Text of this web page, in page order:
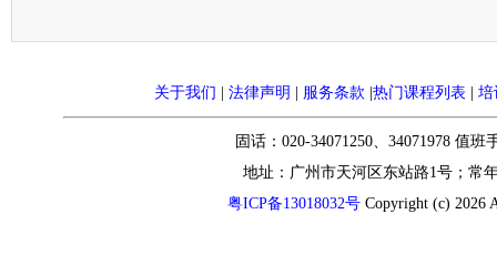
关于我们 | 法律声明 | 服务条款 |热门课程列表| 培
固话：020-34071250、34071978 值班
地址：广州市天河区东站路1号；常
粤ICP备13018032号Copyright (c) 2026